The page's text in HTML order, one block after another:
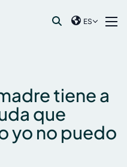
ES
Netherlands
Norway
Spain
tiene a
que
yo no puedo